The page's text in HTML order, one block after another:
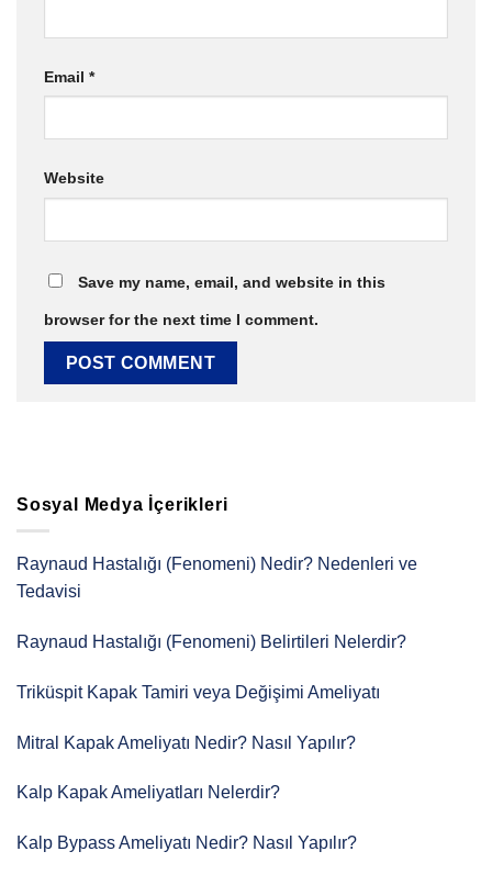
Email *
Website
Save my name, email, and website in this
browser for the next time I comment.
Sosyal Medya İçerikleri
Raynaud Hastalığı (Fenomeni) Nedir? Nedenleri ve
Tedavisi
Raynaud Hastalığı (Fenomeni) Belirtileri Nelerdir?
Triküspit Kapak Tamiri veya Değişimi Ameliyatı
Mitral Kapak Ameliyatı Nedir? Nasıl Yapılır?
Kalp Kapak Ameliyatları Nelerdir?
Kalp Bypass Ameliyatı Nedir? Nasıl Yapılır?